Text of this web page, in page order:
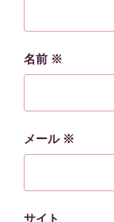
名前 ※
メール ※
サイト